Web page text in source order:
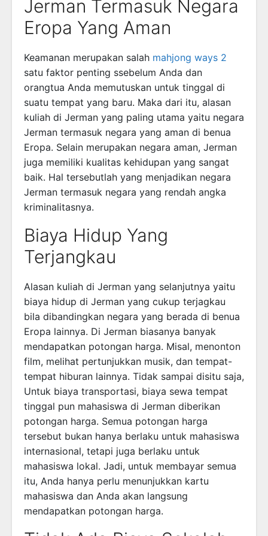
Jerman Termasuk Negara
Eropa Yang Aman
Keamanan merupakan salah mahjong ways 2
satu faktor penting ssebelum Anda dan
orangtua Anda memutuskan untuk tinggal di
suatu tempat yang baru. Maka dari itu, alasan
kuliah di Jerman yang paling utama yaitu negara
Jerman termasuk negara yang aman di benua
Eropa. Selain merupakan negara aman, Jerman
juga memiliki kualitas kehidupan yang sangat
baik. Hal tersebutlah yang menjadikan negara
Jerman termasuk negara yang rendah angka
kriminalitasnya.
Biaya Hidup Yang
Terjangkau
Alasan kuliah di Jerman yang selanjutnya yaitu
biaya hidup di Jerman yang cukup terjagkau
bila dibandingkan negara yang berada di benua
Eropa lainnya. Di Jerman biasanya banyak
mendapatkan potongan harga. Misal, menonton
film, melihat pertunjukkan musik, dan tempat-
tempat hiburan lainnya. Tidak sampai disitu saja,
Untuk biaya transportasi, biaya sewa tempat
tinggal pun mahasiswa di Jerman diberikan
potongan harga. Semua potongan harga
tersebut bukan hanya berlaku untuk mahasiswa
internasional, tetapi juga berlaku untuk
mahasiswa lokal. Jadi, untuk membayar semua
itu, Anda hanya perlu menunjukkan kartu
mahasiswa dan Anda akan langsung
mendapatkan potongan harga.